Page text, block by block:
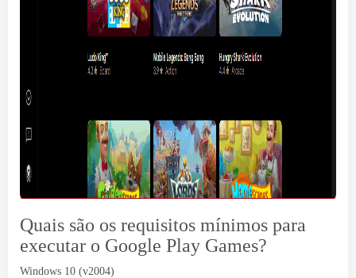
Quais são os requisitos mínimos para
executar o Google Play Games?
Windows 10 (v2004)